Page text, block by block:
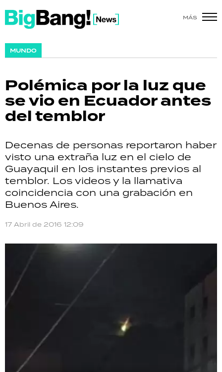
MÁS
MUNDO
Polémica por la luz que
se vio en Ecuador antes
del temblor
Decenas de personas reportaron haber
visto una extraña luz en el cielo de
Guayaquil en los instantes previos al
temblor. Los videos y la llamativa
coincidencia con una grabación en
Buenos Aires.
17 Abril de 2016 12:09
SHOW
ACTUALIDAD
POLICIALES
ECONOMÍA
GRAN HERMANO
SALUD
DEPORTES
RECETAS
PALABRAS
HORÓSCOPO
Seguinos